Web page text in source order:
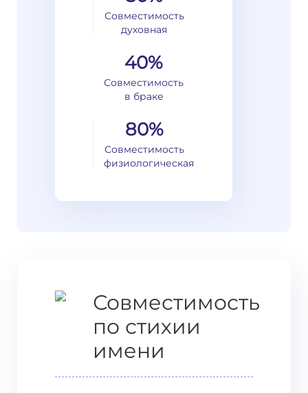
Совместимость
духовная
40%
Совместимость
в браке
80%
Совместимость
физиологическая
Совместимость
по стихии
имени